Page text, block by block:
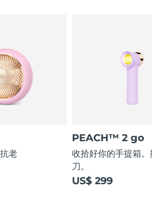
老
PEACH™ 2 go
收拾好你的手提箱
刀。
US$ 299